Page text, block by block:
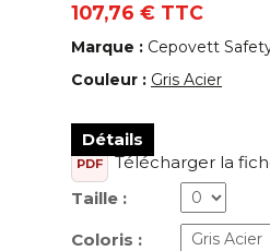
107,76 € TTC
Marque : Cepovett
Couleur : Gris Acier
Détails
PDF
Télécharger la
Taille :
Coloris :